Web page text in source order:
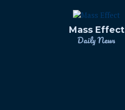
Mass Effect
Daily News